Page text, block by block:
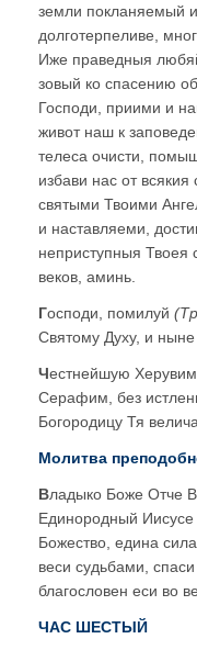
земли покланяемый
долготерпеливе,
Иже праведныя
зовый ко спасению
Господи, приими и
живот наш к
телеса очисти,
избави нас от
святыми Твоими
и наставляеми,
неприступныя Твоея
веков, аминь.
Господи, помилуй
Святому Духу, и
Честнейшую
Серафим, без
Богородицу Тя
Молитва
Владыко Боже Отче
Единородный
Божество, едина
веси судьбами,
благословен еси во
ЧАС ШЕСТЫЙ